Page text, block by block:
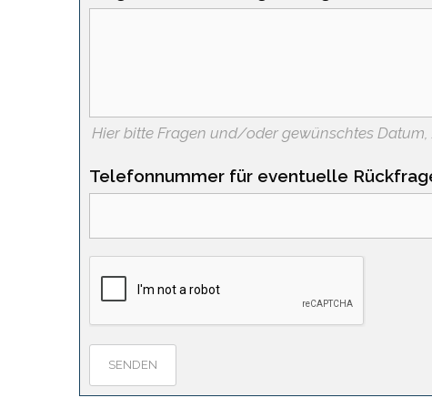
Hier bitte Fragen und/oder gewünschtes
Telefonnummer für eventuelle